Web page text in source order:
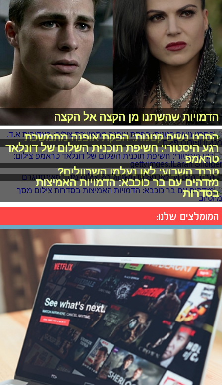
הדמויות שהשתנו מן הקצה אל הקצה
הסרט נשים קטנות: הפקת אופנה מתמשכת
רגע היסטורי: חשיפת תוכנית השלום של דונלאד
טראמפ
טרנד השבוע: לאן נעלמו השרוולים?
מזדהים עם בר כוכבא: הדמויות האמיצות
בסדרות
המומלצים שלנו: